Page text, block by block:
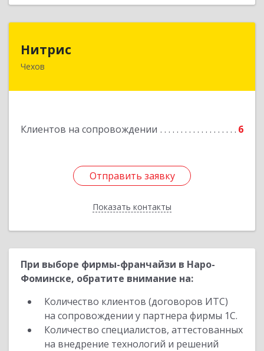
Нитрис
Чехов
Клиентов на сопровождении 6
Отправить заявку
Показать контакты
142350, Московская обл, Чехов м.о., Столбовая
Отправить заявку
Назад
При выборе фирмы-франчайзи в Наро-
Фоминске, обратите внимание на:
Количество клиентов (договоров ИТС)
на сопровождении у партнера фирмы 1С.
Количество специалистов, аттестованных
на внедрение технологий и решений